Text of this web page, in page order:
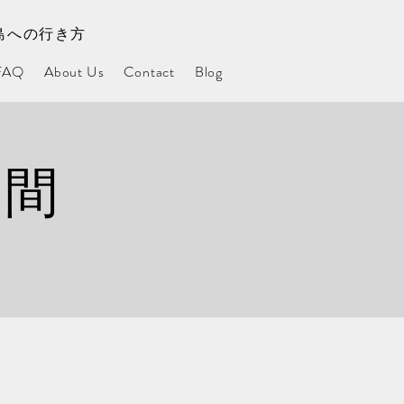
への行き方
About Us Contact Blog